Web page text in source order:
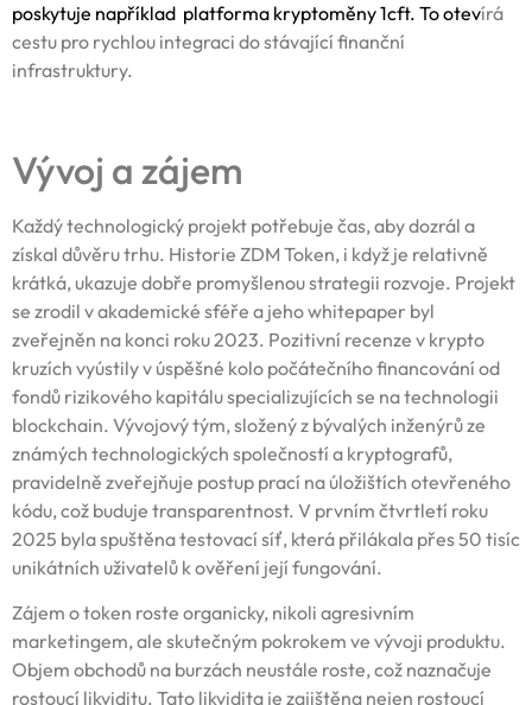
poskytuje například platforma kryptoměny 1cft. To otevírá
cestu pro rychlou integraci do stávající finanční
infrastruktury.
Vývoj a zájem
Každý technologický projekt potřebuje čas, aby dozrál a
získal důvěru trhu. Historie ZDM Token, i když je relativně
krátká, ukazuje dobře promyšlenou strategii rozvoje. Projekt
se zrodil v akademické sféře a jeho whitepaper byl
zveřejněn na konci roku 2023. Pozitivní recenze v krypto
kruzích vyústily v úspěšné kolo počátečního financování od
fondů rizikového kapitálu specializujících se na technologii
blockchain. Vývojový tým, složený z bývalých inženýrů ze
známých technologických společností a kryptografů,
pravidelně zveřejňuje postup prací na úložištích otevřeného
kódu, což buduje transparentnost. V prvním čtvrtletí roku
2025 byla spuštěna testovací síť, která přilákala přes 50 tisíc
unikátních uživatelů k ověření její fungování.
Zájem o token roste organicky, nikoli agresivním
marketingem, ale skutečným pokrokem ve vývoji produktu.
Objem obchodů na burzách neustále roste, což naznačuje
rostoucí likviditu. Tato likvidita je zajištěna nejen rostoucí